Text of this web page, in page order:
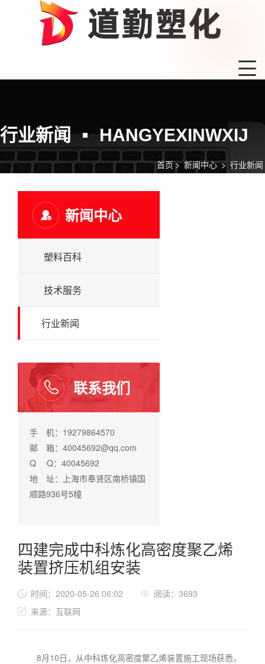
行业新闻 HANGYEXINWXIJ
首页 >新闻中心> 行业新闻
新闻中心
塑料百科
技术服务
行业新闻
联系我们
手 机：19279864570
邮 箱：40045692@qq.com
Q Q：40045692
地 址：上海市奉贤区南桥镇国
顺路936号5幢
四建完成中科炼化高密度聚乙烯
装置挤压机组安装
时间：2020-05-26 06:02
阅读：3693
来源：互联网
8月10日，从中科炼化高密度聚乙烯装置施工现场获悉，